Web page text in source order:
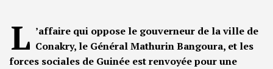
L ’affaire qui oppose le gouverneur de la ville de
Conakry, le Général Mathurin Bangoura, et les
forces sociales de Guinée est renvoyée pour une